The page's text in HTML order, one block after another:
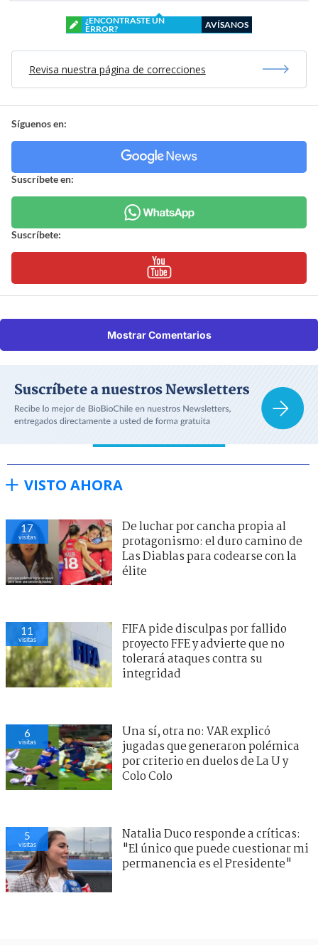
¿ENCONTRASTE UN
ERROR?
AVÍSANOS
Revisa nuestra página de correcciones
Síguenos en:
Suscríbete en:
Suscríbete:
Mostrar Comentarios
VISTO AHORA
17
visitas
De luchar por cancha propia al
protagonismo: el duro camino de
Las Diablas para codearse con la
élite
11
visitas
FIFA pide disculpas por fallido
proyecto FFE y advierte que no
tolerará ataques contra su
integridad
6
visitas
Una sí, otra no: VAR explicó
jugadas que generaron polémica
por criterio en duelos de La U y
Colo Colo
5
visitas
Natalia Duco responde a críticas:
"El único que puede cuestionar mi
permanencia es el Presidente"